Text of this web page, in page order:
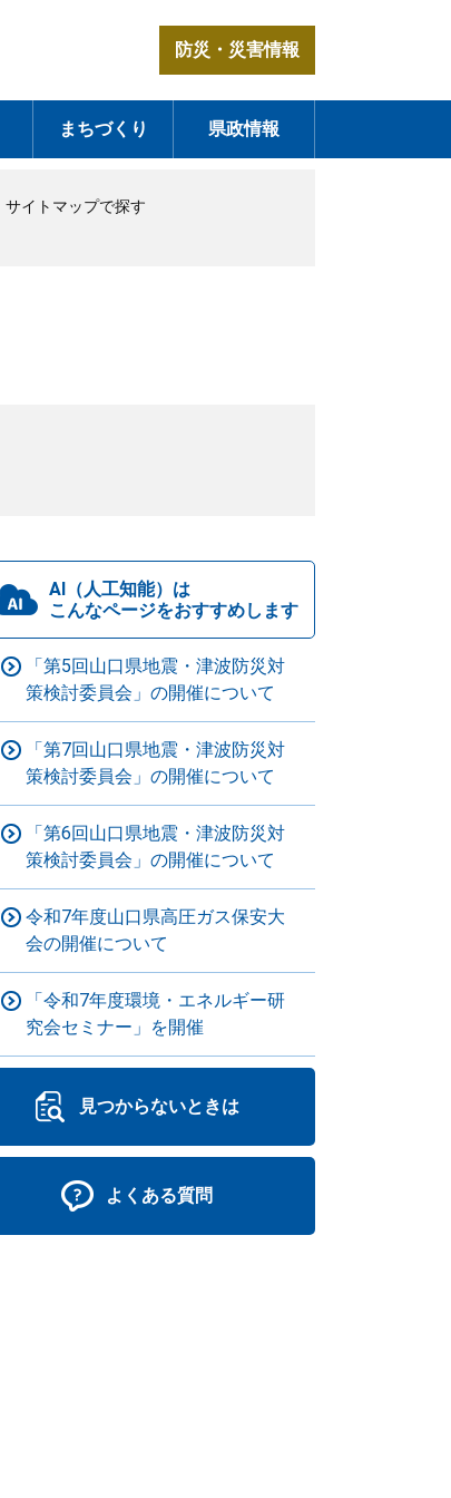
防災・災害情報
まちづくり 県政情報
サイトマップで探す
AI（人工知能）は
こんなページをおすすめします
「第5回山口県地震・津波防災対
策検討委員会」の開催について
「第7回山口県地震・津波防災対
策検討委員会」の開催について
「第6回山口県地震・津波防災対
策検討委員会」の開催について
令和7年度山口県高圧ガス保安大
会の開催について
「令和7年度環境・エネルギー研
究会セミナー」を開催
見つからないときは
よくある質問